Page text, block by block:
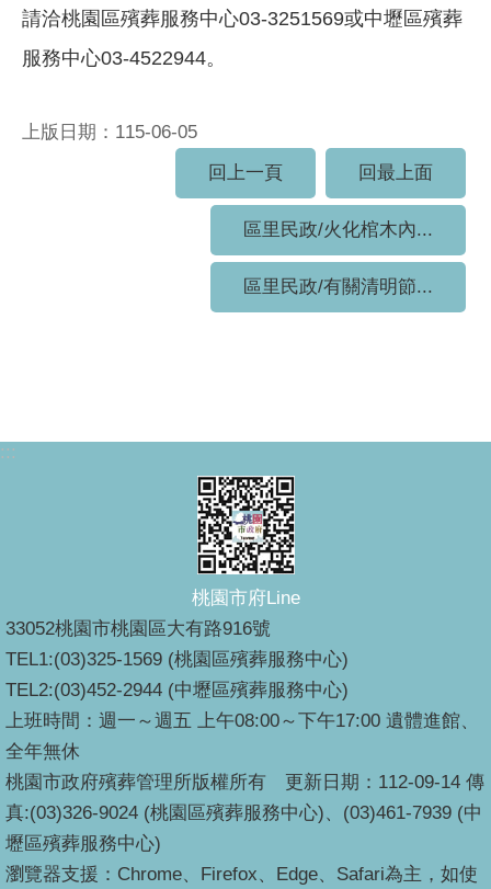
請洽桃園區殯葬服務中心03-3251569或中壢區殯葬
服務中心03-4522944。
上版日期：115-06-05
回上一頁
回最上面
區里民政/火化棺木內...
區里民政/有關清明節...
:::
桃園市府Line
33052桃園市桃園區大有路916號
TEL1:(03)325-1569 (桃園區殯葬服務中心)
TEL2:(03)452-2944 (中壢區殯葬服務中心)
上班時間：週一～週五 上午08:00～下午17:00 遺體進館、
全年無休
桃園市政府殯葬管理所版權所有 更新日期：112-09-14 傳
真:(03)326-9024 (桃園區殯葬服務中心)、(03)461-7939 (中
壢區殯葬服務中心)
瀏覽器支援：Chrome、Firefox、Edge、Safari為主，如使